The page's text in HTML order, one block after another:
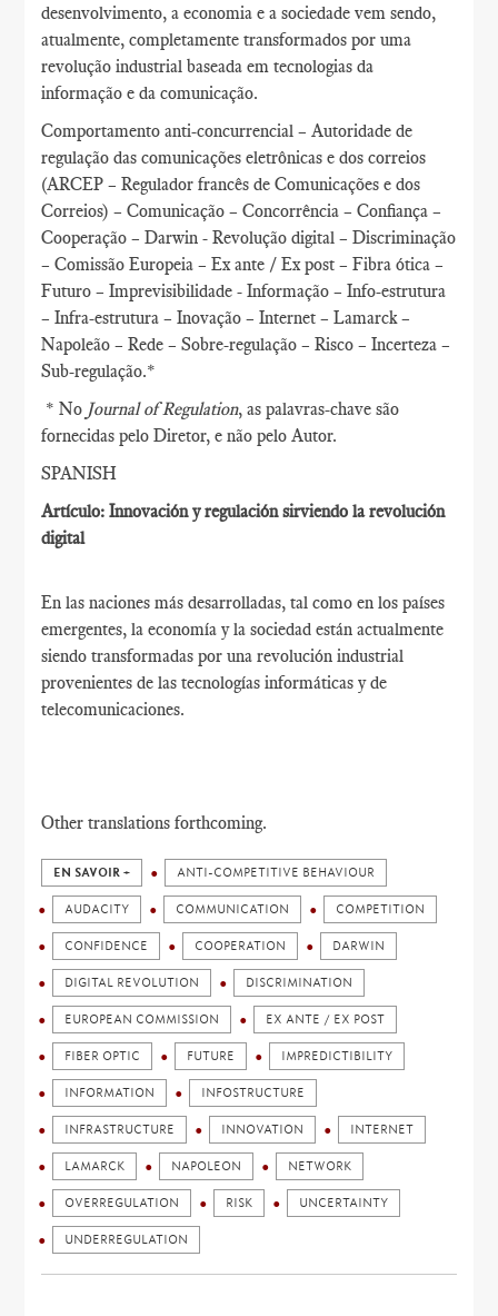
desenvolvimento, a economia e a sociedade vem sendo,
atualmente, completamente transformados por uma
revolução industrial baseada em tecnologias da
informação e da comunicação.
Comportamento anti-concurrencial – Autoridade de
regulação das comunicações eletrônicas e dos correios
(ARCEP – Regulador francês de Comunicações e dos
Correios) – Comunicação – Concorrência – Confiança –
Cooperação – Darwin - Revolução digital – Discriminação
– Comissão Europeia – Ex ante / Ex post – Fibra ótica –
Futuro – Imprevisibilidade - Informação – Info-estrutura
– Infra-estrutura – Inovação – Internet – Lamarck –
Napoleão – Rede – Sobre-regulação – Risco – Incerteza –
Sub-regulação.*
* No Journal of Regulation, as palavras-chave são
fornecidas pelo Diretor, e não pelo Autor.
SPANISH
Artículo: Innovación y regulación sirviendo la revolución
digital
En las naciones más desarrolladas, tal como en los países
emergentes, la economía y la sociedad están actualmente
siendo transformadas por una revolución industrial
provenientes de las tecnologías informáticas y de
telecomunicaciones.
Other translations forthcoming.
EN SAVOIR + ANTI-COMPETITIVE BEHAVIOUR
AUDACITY COMMUNICATION COMPETITION
CONFIDENCE COOPERATION DARWIN
DIGITAL REVOLUTION DISCRIMINATION
EUROPEAN COMMISSION EX ANTE / EX POST
FIBER OPTIC FUTURE IMPREDICTIBILITY
INFORMATION INFOSTRUCTURE
INFRASTRUCTURE INNOVATION INTERNET
LAMARCK NAPOLEON NETWORK
OVERREGULATION RISK UNCERTAINTY
UNDERREGULATION